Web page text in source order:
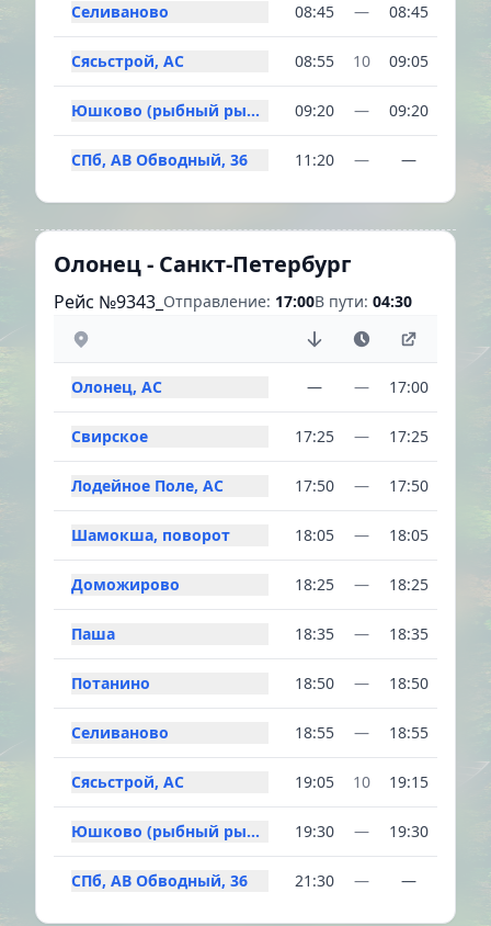
Селиваново 08:45 — 08:45
Сясьстрой, АС 08:55 10 09:05
Юшково (рыбный рынок) 09:20 — 09:20
СПб, АВ Обводный, 36 11:20 — —
Олонец - Санкт-Петербург
Рейс №9343_ Отправление: 17:00В пути: 04:30
Олонец, АС — — 17:00
Свирское 17:25 — 17:25
Лодейное Поле, АС 17:50 — 17:50
Шамокша, поворот 18:05 — 18:05
Доможирово 18:25 — 18:25
Паша 18:35 — 18:35
Потанино 18:50 — 18:50
Селиваново 18:55 — 18:55
Сясьстрой, АС 19:05 10 19:15
Юшково (рыбный рынок) 19:30 — 19:30
СПб, АВ Обводный, 36 21:30 — —